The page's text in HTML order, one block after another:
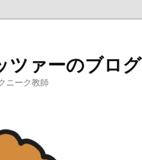
ツァーのブログ
ニーク教師